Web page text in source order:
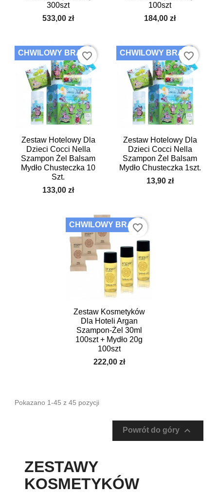
300szt
533,00 zł
100szt
184,00 zł
Zestaw Hotelowy Dla
Dzieci Cocci Nella
Szampon Żel Balsam
Mydło Chusteczka 10
Szt.
133,00 zł
CHWILOWY BRAKfavorite_border
Zestaw Hotelowy Dla
Dzieci Cocci Nella
Szampon Żel Balsam
Mydło Chusteczka 1szt.
13,90 zł
CHWILOWY BRAKfavorite_border
Zestaw Kosmetyków
Dla Hoteli Argan
Szampon-Żel 30ml
100szt + Mydło 20g
100szt
222,00 zł
CHWILOWY BRAKfavorite_border
Pokazano 1-45 z 45 pozycji
Powrót do góry 
ZESTAWY
KOSMETYKÓW